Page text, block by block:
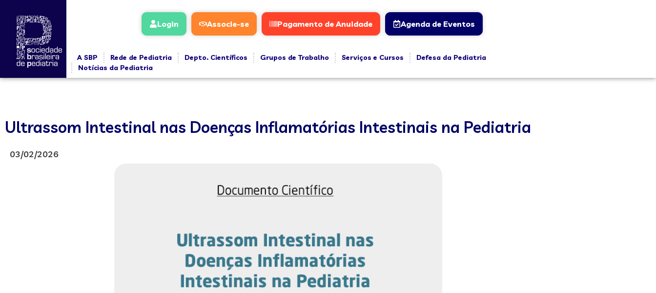
Login Associe-se Pagamento de Anuidade Agenda de Eventos
A SBP Rede de Pediatria Depto. Científicos Grupos de Trabalho Serviços e Cursos
Defesa da Pediatria
Notícias da Pediatria
Ultrassom Intestinal nas Doenças Inflamatórias Intestinais na Pediatria
03/02/2026